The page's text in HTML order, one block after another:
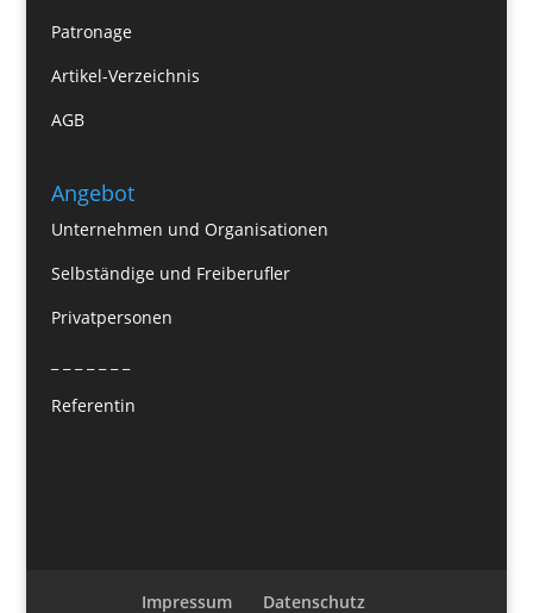
Patronage
Artikel-Verzeichnis
AGB
Angebot
Unternehmen und Organisationen
Selbständige und Freiberufler
Privatpersonen
Referentin
Impressum Datenschutz